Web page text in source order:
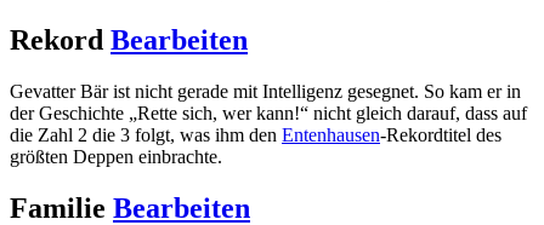
Rekord Bearbeiten
Gevatter Bär ist nicht gerade mit Intelligenz gesegnet. So kam er in
der Geschichte „Rette sich, wer kann!“ nicht gleich darauf, dass auf
die Zahl 2 die 3 folgt, was ihm den Entenhausen-Rekordtitel des
größten Deppen einbrachte.
Familie Bearbeiten